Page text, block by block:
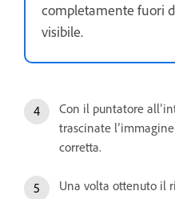
completamente fuori
visibile.
Con il puntatore
trascinate
corretta.
Una volta ottenuto il